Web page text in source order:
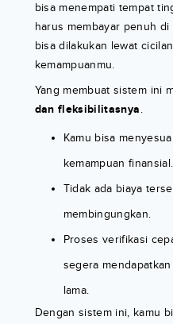
bisa menempati tempat
harus membayar penuh
bisa dilakukan lewat
kemampuanmu.
Yang membuat sistem ini
dan fleksibilitasnya.
Kamu bisa
kemampuan finansial.
Tidak ada biaya
membingungkan.
Proses verifikasi
segera
lama.
Dengan sistem ini, kamu